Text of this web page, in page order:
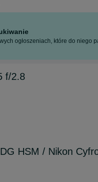
ogłoszeniach, które do niego
f/2.8
HSM / Nikon